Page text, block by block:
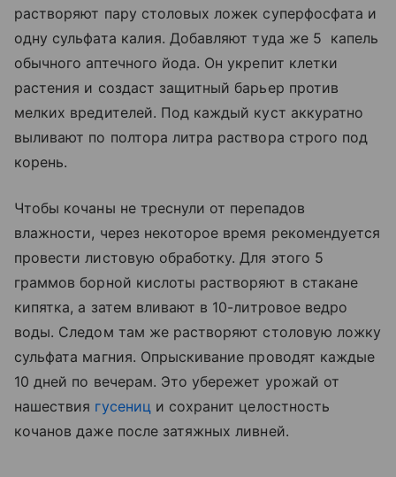
растворяют пару столовых ложек суперфосфата и
одну сульфата калия. Добавляют туда же 5 капель
обычного аптечного йода. Он укрепит клетки
растения и создаст защитный барьер против
мелких вредителей. Под каждый куст аккуратно
выливают по полтора литра раствора строго под
корень.
Чтобы кочаны не треснули от перепадов
влажности, через некоторое время рекомендуется
провести листовую обработку. Для этого 5
граммов борной кислоты растворяют в стакане
кипятка, а затем вливают в 10-литровое ведро
воды. Следом там же растворяют столовую ложку
сульфата магния. Опрыскивание проводят каждые
10 дней по вечерам. Это убережет урожай от
нашествия гусениц и сохранит целостность
кочанов даже после затяжных ливней.